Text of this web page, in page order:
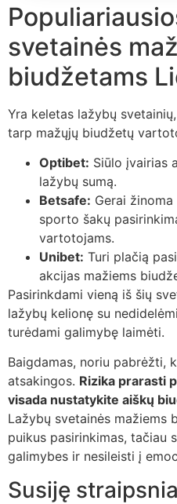
svetainės
biudžetams
Yra keletas lažybų
tarp mažųjų biudžetų
Optibet: Siūlo įvairias
lažybų sumą.
Betsafe: Gerai
sporto šakų
vartotojams.
Unibet: Turi plačią
akcijas mažiems
Pasirinkdami vieną iš šių
lažybų kelionę su
turėdami galimybę laimėti.
Baigdamas, noriu pabrėžti,
atsakingos. Rizika prarasti
visada nustatykite aiškų
Lažybų svetainės mažiems
puikus pasirinkimas, tačiau
galimybes ir nesileisti į
Susiję